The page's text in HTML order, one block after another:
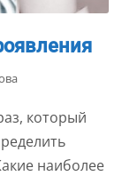
который
наиболее